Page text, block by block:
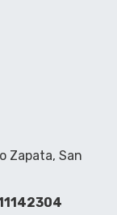
Zapata, San